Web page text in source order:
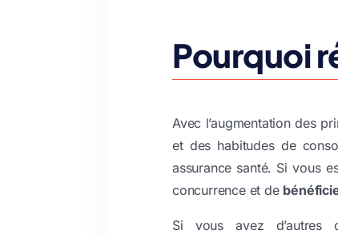
Pourquoi
Avec l’augmentation des
et des habitudes de
assurance santé. Si vous
concurrence et de
Si vous avez d’autres